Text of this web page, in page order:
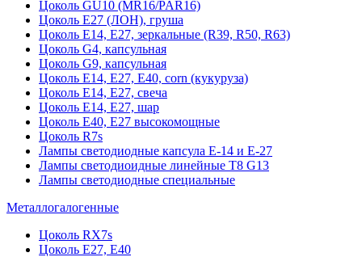
Цоколь GU10 (MR16/PAR16)
Цоколь Е27 (ЛОН), груша
Цоколь Е14, Е27, зеркальные (R39, R50, R63)
Цоколь G4, капсульная
Цоколь G9, капсульная
Цоколь Е14, Е27, Е40, corn (кукуруза)
Цоколь Е14, Е27, свеча
Цоколь Е14, Е27, шар
Цоколь Е40, Е27 высокомощные
Цоколь R7s
Лампы светодиодные капсула Е-14 и Е-27
Лампы светодиоидные линейные T8 G13
Лампы светодиодные специальные
Металлогалогенные
Цоколь RX7s
Цоколь Е27, E40